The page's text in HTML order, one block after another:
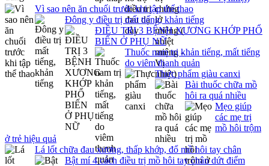
Vì sao nên ăn chuối trước khi tập thể thao
Đông y điều trị mất tiếng, khản tiếng
ĐIỀU TRỊ 3 BỆNH XƯƠNG KHỚP PHỔ
BIẾN Ở PHỤ NỮ
Thuốc nam trị khản tiếng, mất tiếng
do viêm thanh quản
Thực phẩm giàu canxi
Bài thuốc chữa mồ
hôi ra quá nhiều
Mẹo giúp
các mẹ trị
mồ hôi trộm
ở trẻ hiệu quả
Lá lốt chữa đau xương, thấp khớp, đổ mồ hôi tay chân
Bật mí 4 cách điều trị mồ hôi tay chân dứt điểm